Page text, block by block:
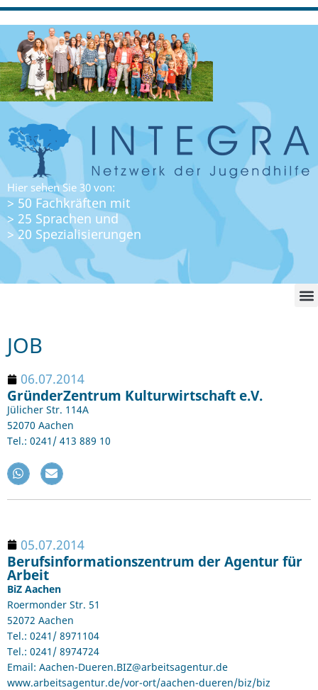
Hier sehen Sie 30 von:
> 50 Fachkräften mit
> 25 Sprachen und
> 20 Spezialisierungen
JOB
06.07.2014
GründerZentrum Kulturwirtschaft e.V.
Jülicher Str. 114A
52070 Aachen
Tel.: 0241/ 413 889 10
05.07.2014
Berufsinformationszentrum der Agentur für
Arbeit
BiZ Aachen
Roermonder Str. 51
52072 Aachen
Tel.: 0241/ 8971104
Tel.: 0241/ 8974724
Email: Aachen-Dueren.BIZ@arbeitsagentur.de
www.arbeitsagentur.de/vor-ort/aachen-dueren/biz/biz